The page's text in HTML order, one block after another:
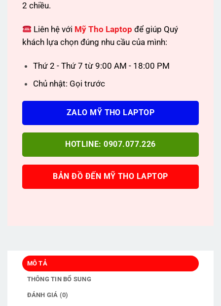
2 chiều.
Liên hệ với Mỹ Tho Laptop để giúp Quý
khách lựa chọn đúng nhu cầu của mình:
Thứ 2 - Thứ 7 từ 9:00 AM - 18:00 PM
Chủ nhật: Gọi trước
ZALO MỸ THO LAPTOP
HOTLINE: 0907.077.226
BẢN ĐỒ ĐẾN MỸ THO LAPTOP
MÔ TẢ
THÔNG TIN BỔ SUNG
ĐÁNH GIÁ (0)